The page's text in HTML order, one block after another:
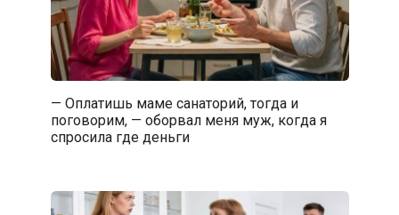
— Оплатишь маме санаторий, тогда и
поговорим, — оборвал меня муж, когда я
спросила где деньги